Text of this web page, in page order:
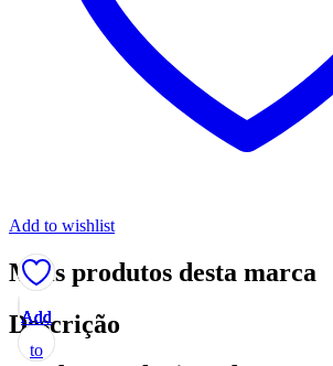
Add to wishlist
Mais produtos desta marca
Descrição
Add
to
Add
to
Add
to
Add
to
Add
to